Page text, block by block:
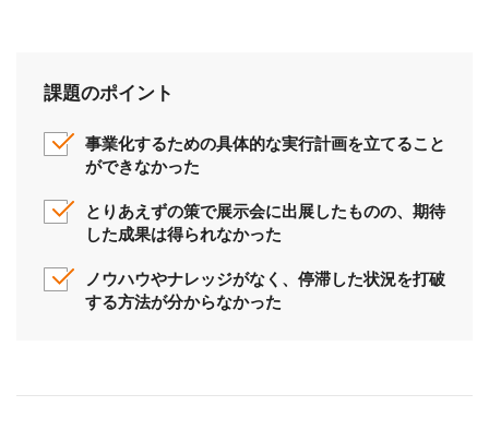
課題のポイント
事業化するための具体的な実行計画を立てること
ができなかった
とりあえずの策で展示会に出展したものの、期待
した成果は得られなかった
ノウハウやナレッジがなく、停滞した状況を打破
する方法が分からなかった